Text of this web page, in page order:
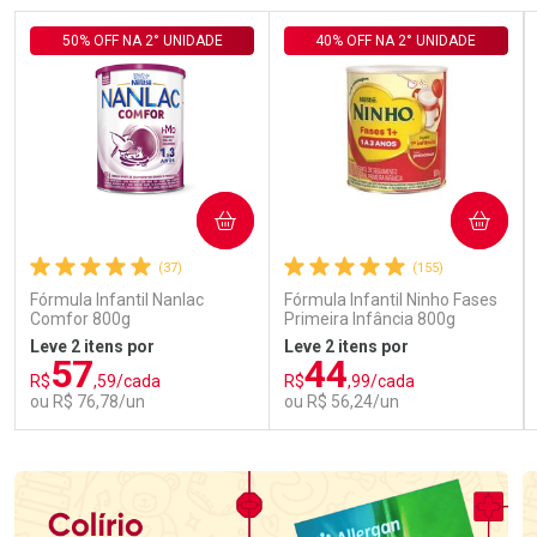
(37)
Fórmula Infantil Nanlac
Comfor 800g
50% OFF NA 2° UNIDADE
Leve 2 itens por
R$57,59/cada
ou R$ 76,78/un
COMPRAR
(155)
Fórmula Infantil Ninho Fases
Primeira Infância 800g
40% OFF NA 2° UNIDADE
Leve 2 itens por
R$44,99/cada
ou R$ 56,24/un
COMPRAR
Laboratório
Por Menos